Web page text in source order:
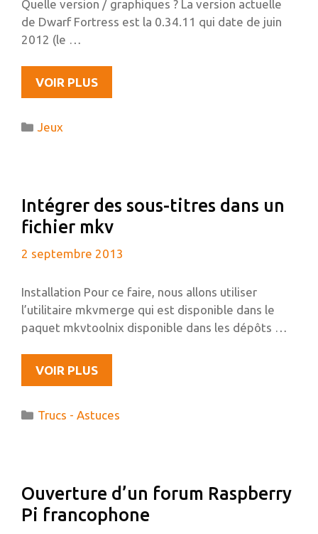
Quelle version / graphiques ? La version actuelle
de Dwarf Fortress est la 0.34.11 qui date de juin
2012 (le …
VOIR PLUSINSTALLER
DWARF
Catégories
Jeux
Intégrer des sous-titres dans un
fichier mkv
2 septembre 2013
Installation Pour ce faire, nous allons utiliser
l’utilitaire mkvmerge qui est disponible dans le
paquet mkvtoolnix disponible dans les dépôts …
VOIR PLUSINTÉGRER
DES
TITRES
MKV
Catégories
Trucs - Astuces
Ouverture d’un forum Raspberry
Pi francophone